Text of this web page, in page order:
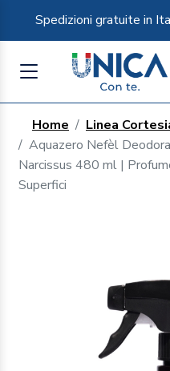
Spedizioni gratuite in
Home
Linea
Aquazero Nefèl
Narcissus 480 ml |
Superfici